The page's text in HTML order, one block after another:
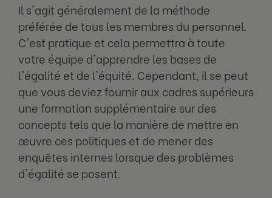
Il s'agit généralement de la méthode
préférée de tous les membres du personnel.
C'est pratique et cela permettra à toute
votre équipe d'apprendre les bases de
l'égalité et de l'équité. Cependant, il se peut
que vous deviez fournir aux cadres supérieurs
une formation supplémentaire sur des
concepts tels que la manière de mettre en
œuvre ces politiques et de mener des
enquêtes internes lorsque des problèmes
d'égalité se posent.